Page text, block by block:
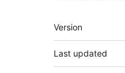
მეტა
Version
Last updated